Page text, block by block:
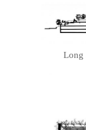
Long